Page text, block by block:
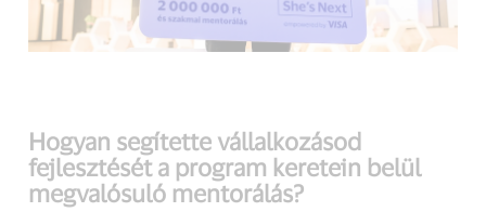
Hogyan segítette vállalkozásod
fejlesztését a program keretein belül
megvalósuló mentorálás?